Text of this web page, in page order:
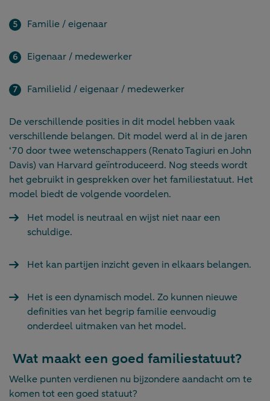
Familie / eigenaar
Eigenaar / medewerker
Familielid / eigenaar / medewerker
De verschillende posities in dit model hebben vaak
verschillende belangen. Dit model werd al in de jaren
‘70 door twee wetenschappers (Renato Tagiuri en John
Davis) van Harvard geïntroduceerd. Nog steeds wordt
het gebruikt in gesprekken over het familiestatuut. Het
model biedt de volgende voordelen.
Het model is neutraal en wijst niet naar een
schuldige.
Het kan partijen inzicht geven in elkaars belangen.
Het is een dynamisch model. Zo kunnen nieuwe
definities van het begrip familie eenvoudig
onderdeel uitmaken van het model.
Wat maakt een goed familiestatuut?
Welke punten verdienen nu bijzondere aandacht om te
komen tot een goed statuut?